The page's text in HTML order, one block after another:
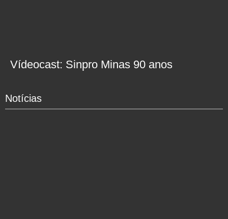
Vídeocast: Sinpro Minas 90 anos
Notícias